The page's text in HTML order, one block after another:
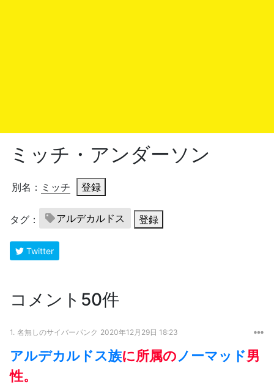
ミッチ・アンダーソン
別名： ミッチ 登録
タグ： アルデカルドス 登録
Twitter
コメント50件
1. 名無しのサイバーパンク 2020年12月29日 18:23
アルデカルドス族に所属のノーマッド男
性。